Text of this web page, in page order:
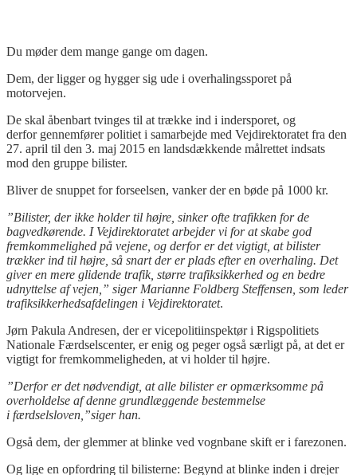
Du møder dem mange gange om dagen.
Dem, der ligger og hygger sig ude i overhalingssporet på
motorvejen.
De skal åbenbart tvinges til at trække ind i indersporet, og
derfor gennemfører politiet i samarbejde med Vejdirektoratet fra den
27. april til den 3. maj 2015 en landsdækkende målrettet indsats
mod den gruppe bilister.
Bliver de snuppet for forseelsen, vanker der en bøde på 1000 kr.
”Bilister, der ikke holder til højre, sinker ofte trafikken for de
bagvedkørende. I Vejdirektoratet arbejder vi for at skabe god
fremkommelighed på vejene, og derfor er det vigtigt, at bilister
trækker ind til højre, så snart der er plads efter en overhaling. Det
giver en mere glidende trafik, større trafiksikkerhed og en bedre
udnyttelse af vejen,” siger Marianne Foldberg Steffensen, som leder
trafiksikkerhedsafdelingen i Vejdirektoratet.
Jørn Pakula Andresen, der er vicepolitiinspektør i Rigspolitiets
Nationale Færdselscenter, er enig og peger også særligt på, at det er
vigtigt for fremkommeligheden, at vi holder til højre.
”Derfor er det nødvendigt, at alle bilister er opmærksomme på
overholdelse af denne grundlæggende bestemmelse
i færdselsloven,”siger han.
Også dem, der glemmer at blinke ved vognbane skift er i farezonen.
Og lige en opfordring til bilisterne: Begynd at blinke inden i drejer